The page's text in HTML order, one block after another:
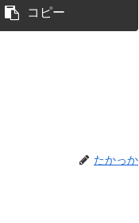
コピー
たかっか